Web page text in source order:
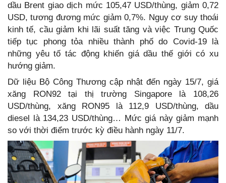
dầu Brent giao dịch mức 105,47 USD/thùng, giảm 0,72
USD, tương đương mức giảm 0,7%. Nguy cơ suy thoái
kinh tế, cầu giảm khi lãi suất tăng và việc Trung Quốc
tiếp tục phong tỏa nhiều thành phố do Covid-19 là
những yêu tố tác động khiến giá dầu thế giới có xu
hướng giảm.
Dữ liệu Bộ Công Thương cập nhật đến ngày 15/7, giá
xăng RON92 tại thị trường Singapore là 108,26
USD/thùng, xăng RON95 là 112,9 USD/thùng, dầu
diesel là 134,23 USD/thùng… Mức giá này giảm mạnh
so với thời điểm trước kỳ điều hành ngày 11/7.